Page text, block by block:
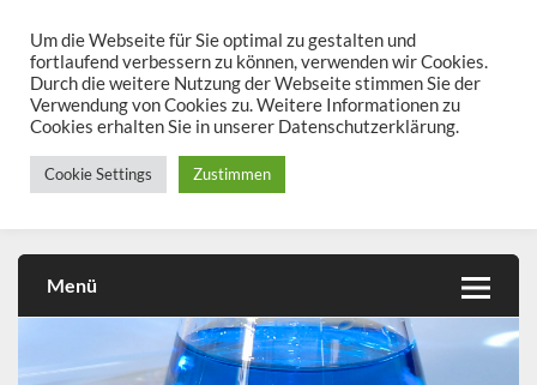
contentchemieseiten.de
Chemie kann man üben!
Menü
Um die Webseite für Sie optimal zu gestalten und
fortlaufend verbessern zu können, verwenden wir Cookies.
Durch die weitere Nutzung der Webseite stimmen Sie der
Verwendung von Cookies zu. Weitere Informationen zu
Cookies erhalten Sie in unserer Datenschutzerklärung.
Cookie Settings Zustimmen